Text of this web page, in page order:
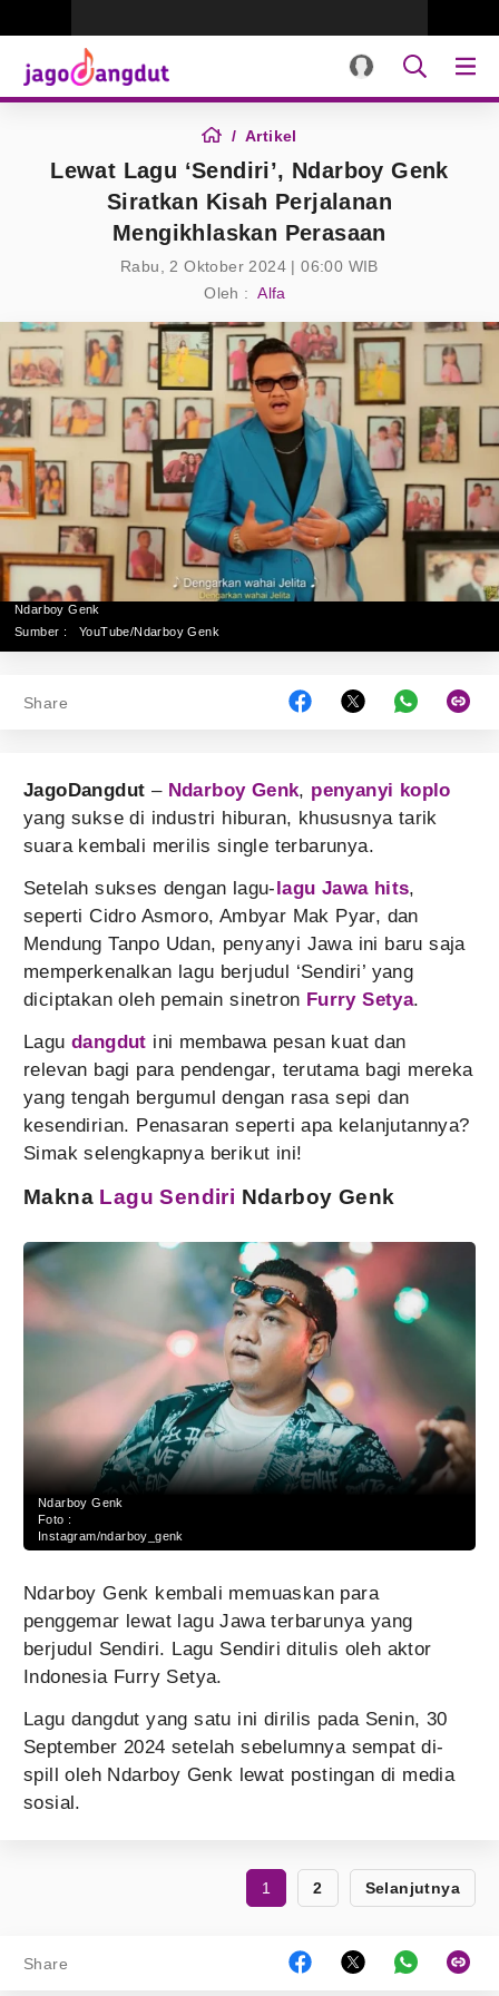
Artikel
Lewat Lagu ‘Sendiri’, Ndarboy Genk
Siratkan Kisah Perjalanan
Mengikhlaskan Perasaan
Rabu, 2 Oktober 2024 | 06:00 WIB
Oleh : Alfa
Ndarboy Genk
Sumber :
YouTube/Ndarboy Genk
Share
JagoDangdut – Ndarboy Genk, penyanyi koplo
yang sukse di industri hiburan, khususnya tarik
suara kembali merilis single terbarunya.
Setelah sukses dengan lagu-lagu Jawa hits,
seperti Cidro Asmoro, Ambyar Mak Pyar, dan
Mendung Tanpo Udan, penyanyi Jawa ini baru saja
memperkenalkan lagu berjudul ‘Sendiri’ yang
diciptakan oleh pemain sinetron Furry Setya.
Lagu dangdut ini membawa pesan kuat dan
relevan bagi para pendengar, terutama bagi mereka
yang tengah bergumul dengan rasa sepi dan
kesendirian. Penasaran seperti apa kelanjutannya?
Simak selengkapnya berikut ini!
Makna Lagu Sendiri Ndarboy Genk
Ndarboy Genk
Foto :
Instagram/ndarboy_genk
Ndarboy Genk kembali memuaskan para
penggemar lewat lagu Jawa terbarunya yang
berjudul Sendiri. Lagu Sendiri ditulis oleh aktor
Indonesia Furry Setya.
Lagu dangdut yang satu ini dirilis pada Senin, 30
September 2024 setelah sebelumnya sempat di-
spill oleh Ndarboy Genk lewat postingan di media
sosial.
1 2 Selanjutnya
Share